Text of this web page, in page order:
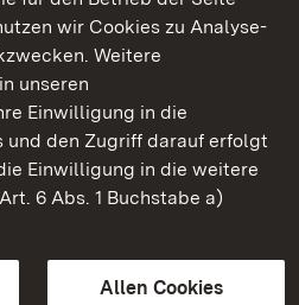
wir Cookies zu Analyse-
Weitere
unseren
Einwilligung in die
und den Zugriff darauf erfolgt
Einwilligung in die weitere
6 Abs. 1 Buchstabe a)
Allen Cookies
Baden-Württemberg
Sprache